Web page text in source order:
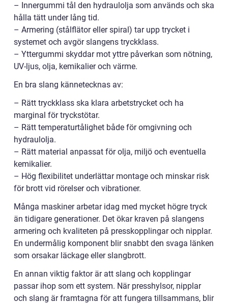
– Innergummi tål den hydraulolja som används och ska
hålla tätt under lång tid.
– Armering (stålflätor eller spiral) tar upp trycket i
systemet och avgör slangens tryckklass.
– Yttergummi skyddar mot yttre påverkan som nötning,
UV-ljus, olja, kemikalier och värme.
En bra slang kännetecknas av:
– Rätt tryckklass ska klara arbetstrycket och ha
marginal för tryckstötar.
– Rätt temperaturtålighet både för omgivning och
hydraulolja.
– Rätt material anpassat för olja, miljö och eventuella
kemikalier.
– Hög flexibilitet underlättar montage och minskar risk
för brott vid rörelser och vibrationer.
Många maskiner arbetar idag med mycket högre tryck
än tidigare generationer. Det ökar kraven på slangens
armering och kvaliteten på presskopplingar och nipplar.
En undermålig komponent blir snabbt den svaga länken
som orsakar läckage eller slangbrott.
En annan viktig faktor är att slang och kopplingar
passar ihop som ett system. När presshylsor, nipplar
och slang är framtagna för att fungera tillsammans, blir